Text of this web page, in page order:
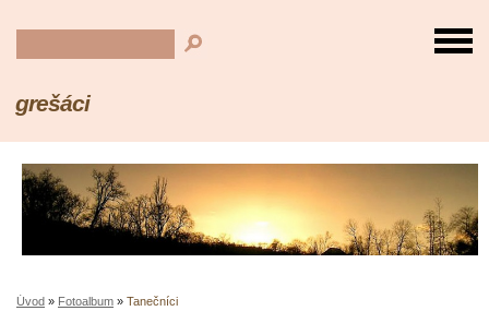
grešáci
Úvod » Fotoalbum » Tanečníci